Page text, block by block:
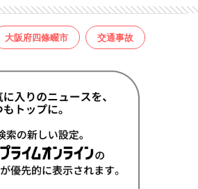
大阪府四條畷市 交通事故